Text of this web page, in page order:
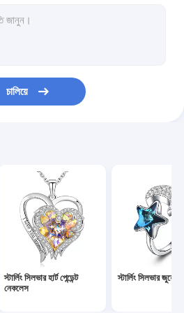
চালিয়ে
স্টার্লিং সিলভার হার্ট পেন্ডেন্ট
নেকলেস
স্টার্লিং সিলভার